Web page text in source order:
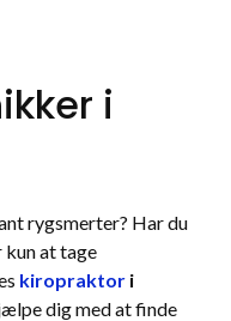
i
rygsmerter? Har du
kun at tage
kiropraktor i
dig med at finde